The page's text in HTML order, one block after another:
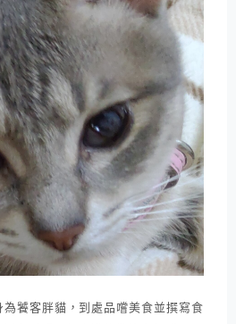
饕客胖貓，到處品嚐美食並撰寫食